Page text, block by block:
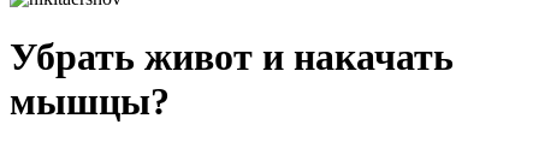
Убрать живот и накачать
мышцы?